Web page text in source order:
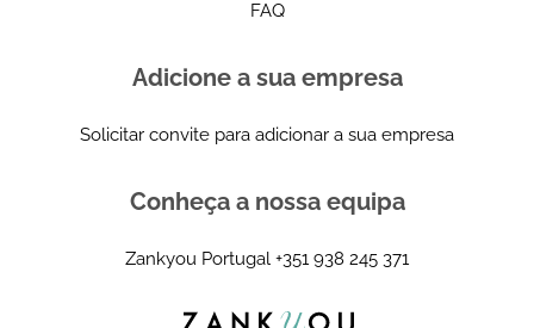
FAQ
Adicione a sua empresa
Solicitar convite para adicionar a sua empresa
Conheça a nossa equipa
Zankyou Portugal +351 938 245 371